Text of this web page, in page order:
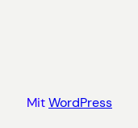
MitWordPress